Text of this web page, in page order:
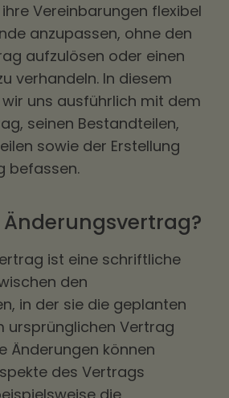
Vereinbarungen flexibel
anzupassen, ohne den
aufzulösen oder einen
verhandeln. In diesem
uns ausführlich mit dem
seinen Bestandteilen,
sowie der Erstellung
befassen.
ist eine schriftliche
den
in der sie die geplanten
ursprünglichen Vertrag
Änderungen können
des Vertrags